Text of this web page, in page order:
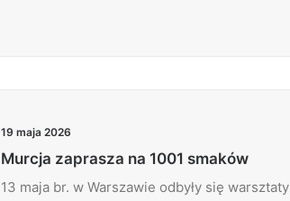
19 maja 2026
Murcja zaprasza na 1001 smaków
13 maja br. w Warszawie odbyły się warsztaty